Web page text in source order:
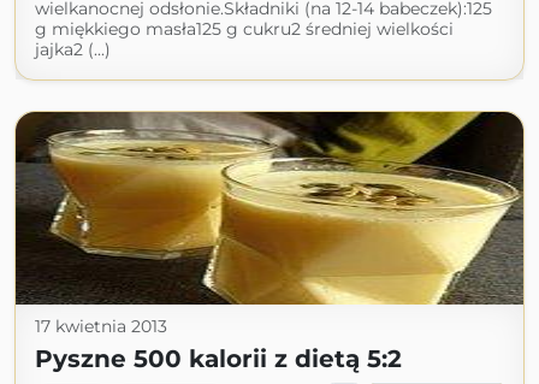
wielkanocnej odsłonie.Składniki (na 12-14 babeczek):125
g miękkiego masła125 g cukru2 średniej wielkości
jajka2 (...)
17 kwietnia 2013
Pyszne 500 kalorii z dietą 5:2